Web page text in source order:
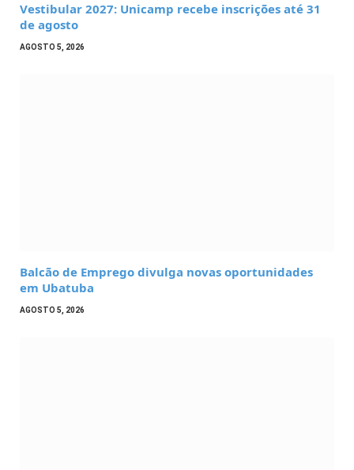
Vestibular 2027: Unicamp recebe inscrições até 31
de agosto
AGOSTO 5, 2026
Balcão de Emprego divulga novas oportunidades
em Ubatuba
AGOSTO 5, 2026